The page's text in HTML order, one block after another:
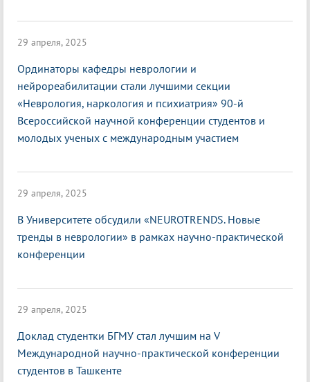
29 апреля, 2025
Ординаторы кафедры неврологии и
нейрореабилитации стали лучшими секции
«Неврология, наркология и психиатрия» 90-й
Всероссийской научной конференции студентов и
молодых ученых с международным участием
29 апреля, 2025
В Университете обсудили «NEUROTRENDS. Новые
тренды в неврологии» в рамках научно-практической
конференции
29 апреля, 2025
Доклад студентки БГМУ стал лучшим на V
Международной научно-практической конференции
студентов в Ташкенте